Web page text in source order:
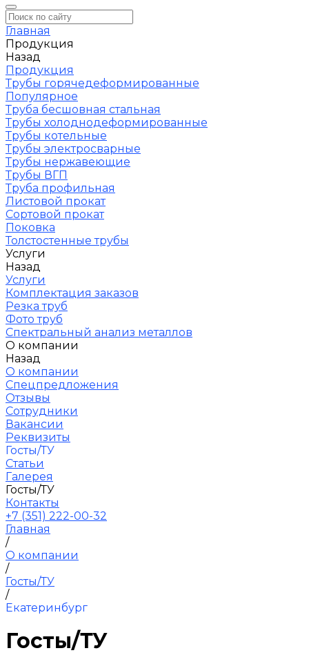
Главная
Продукция
Назад
Продукция
Трубы горячедеформированные
Популярное
Труба бесшовная стальная
Трубы холоднодеформированные
Трубы котельные
Трубы электросварные
Трубы нержавеющие
Трубы ВГП
Труба профильная
Листовой прокат
Сортовой прокат
Поковка
Толстостенные трубы
Услуги
Назад
Услуги
Комплектация заказов
Резка труб
Фото труб
Спектральный анализ металлов
О компании
Назад
О компании
Спецпредложения
Отзывы
Сотрудники
Вакансии
Реквизиты
Госты/ТУ
Статьи
Галерея
Госты/ТУ
Контакты
+7 (351) 222-00-32
Главная
/
О компании
/
Госты/ТУ
/
Екатеринбург
Госты/ТУ